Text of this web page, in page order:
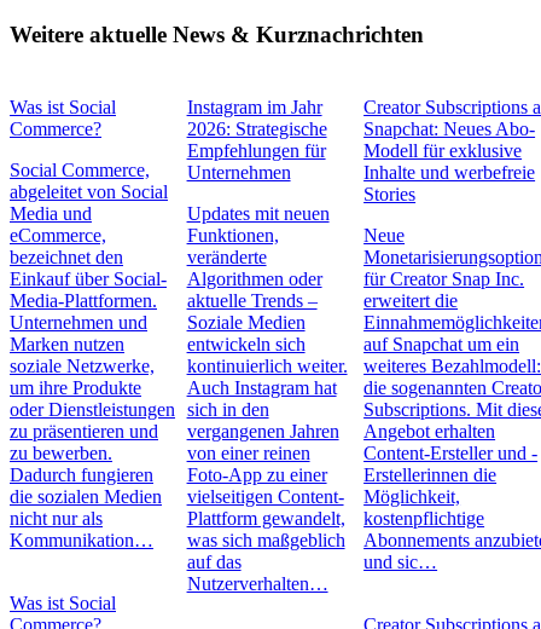
Weitere aktuelle News & Kurznachrichten
Was ist Social
Commerce?
Social Commerce,
abgeleitet von Social
Media und
eCommerce,
bezeichnet den
Einkauf über Social-
Media-Plattformen.
Unternehmen und
Marken nutzen
soziale Netzwerke,
um ihre Produkte
oder Dienstleistungen
zu präsentieren und
zu bewerben.
Dadurch fungieren
die sozialen Medien
nicht nur als
Kommunikation…
Was ist Social
Commerce?
Instagram im Jahr
2026: Strategische
Empfehlungen für
Unternehmen
Updates mit neuen
Funktionen,
veränderte
Algorithmen oder
aktuelle Trends –
Soziale Medien
entwickeln sich
kontinuierlich weiter.
Auch Instagram hat
sich in den
vergangenen Jahren
von einer reinen
Foto-App zu einer
vielseitigen Content-
Plattform gewandelt,
was sich maßgeblich
auf das
Nutzerverhalten…
Creator Subscriptions
Snapchat: Neues Abo-
Modell für exklusive
Inhalte und werbefreie
Stories
Neue
für Creator Snap Inc.
erweitert die
auf Snapchat um ein
weiteres Bezahlmodell:
die sogenannten
Subscriptions. Mit
Angebot erhalten
Content-Ersteller und -
Erstellerinnen die
Möglichkeit,
kostenpflichtige
Abonnements
und sic…
Creator Subscriptions